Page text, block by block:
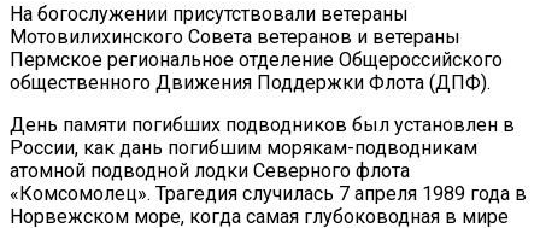
На богослужении присутствовали ветераны
Мотовилихинского Совета ветеранов и ветераны
Пермское региональное отделение Общероссийского
общественного Движения Поддержки Флота (ДПФ).
День памяти погибших подводников был установлен в
России, как дань погибшим морякам-подводникам
атомной подводной лодки Северного флота
«Комсомолец». Трагедия случилась 7 апреля 1989 года в
Норвежском море, когда самая глубоководная в мире